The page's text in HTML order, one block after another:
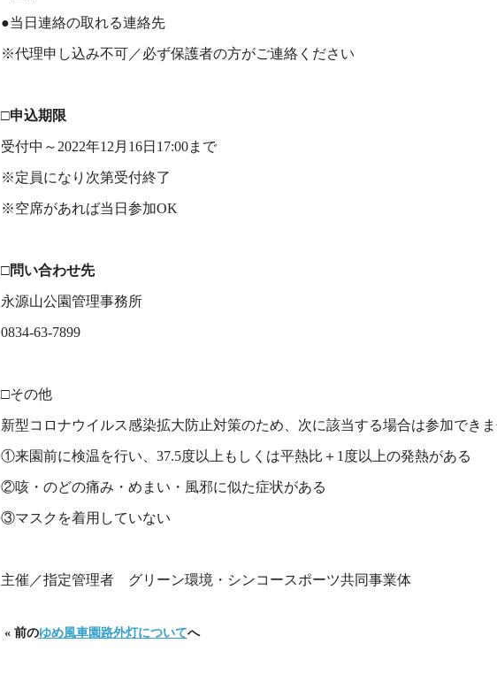
●当日連絡の取れる連絡先
※代理申し込み不可／必ず保護者の方がご連絡ください
□申込期限
受付中～2022年12月16日17:00まで
※定員になり次第受付終了
※空席があれば当日参加OK
□問い合わせ先
永源山公園管理事務所
0834-63-7899
□その他
新型コロナウイルス感染拡大防止対策のため、次に該当する場合は参加でき
①来園前に検温を行い、37.5度以上もしくは平熱比＋1度以上の発熱がある
②咳・のどの痛み・めまい・風邪に似た症状がある
③マスクを着用していない
主催／指定管理者 グリーン環境・シンコースポーツ共同事業体
« 前のゆめ風車園路外灯についてへ